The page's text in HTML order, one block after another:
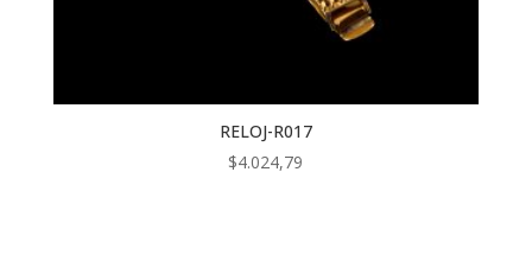
RELOJ-R017
$4.024,79